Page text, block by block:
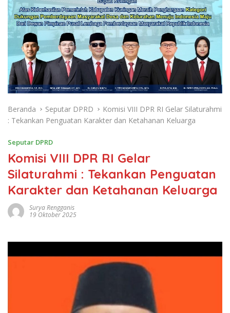
Beranda Seputar DPRD
Komisi VIII DPR RI Gelar Silaturahmi
: Tekankan Penguatan Karakter dan Ketahanan Keluarga
Seputar DPRD
Komisi VIII DPR RI Gelar
Silaturahmi : Tekankan Penguatan
Karakter dan Ketahanan Keluarga
Surya Rengganis
19 Oktober 2025